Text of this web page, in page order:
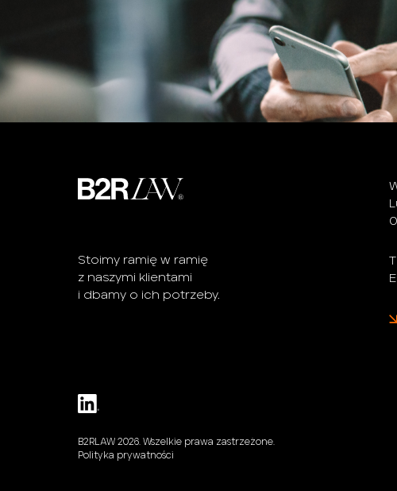
Stoimy ramię w ramię
z naszymi klientami
i dbamy o ich potrzeby.
B2RLAW 2026. Wszelkie prawa zastrzeżone.
Polityka prywatności